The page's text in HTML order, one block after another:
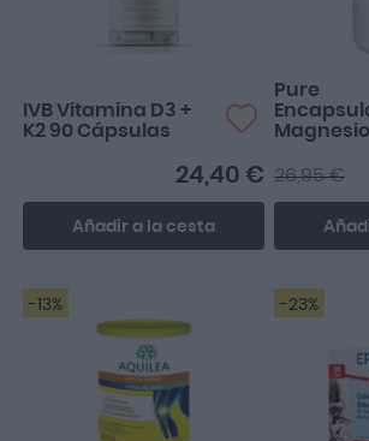
IVB Vitamina D3 +
K2 90 Cápsulas
24,40 €
Añadir a la cesta
Pure
26,95 €
-13%
Es lo que esperaba
-23%